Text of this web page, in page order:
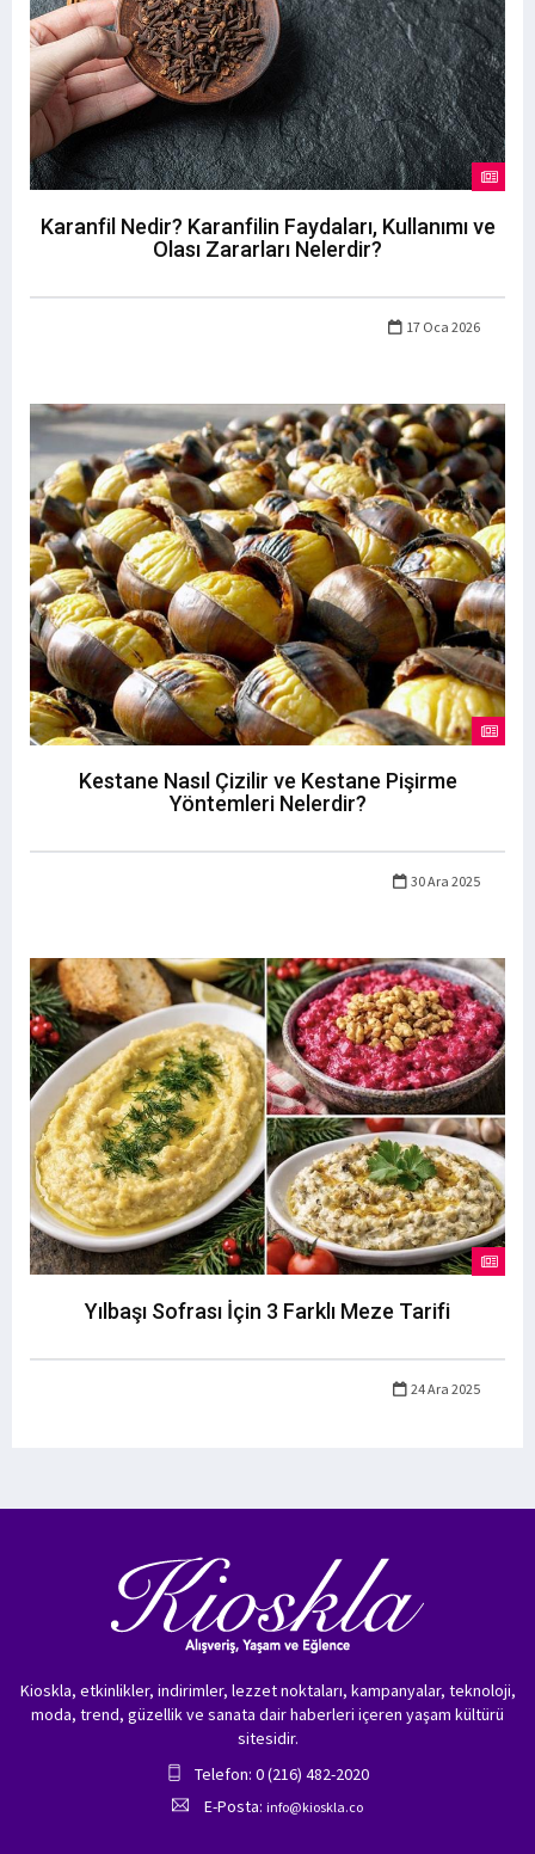
Karanfil Nedir? Karanfilin Faydaları, Kullanımı ve
Olası Zararları Nelerdir?
17 Oca 2026
Kestane Nasıl Çizilir ve Kestane Pişirme
Yöntemleri Nelerdir?
30 Ara 2025
Yılbaşı Sofrası İçin 3 Farklı Meze Tarifi
24 Ara 2025
Kioskla, etkinlikler, indirimler, lezzet noktaları, kampanyalar, teknoloji,
moda, trend, güzellik ve sanata dair haberleri içeren yaşam kültürü
sitesidir.
Telefon: 0 (216) 482-2020
E-Posta: info@kioskla.co